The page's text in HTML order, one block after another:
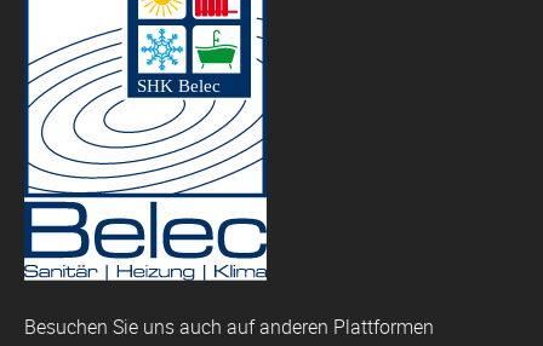
Besuchen Sie uns auch auf anderen Plattformen